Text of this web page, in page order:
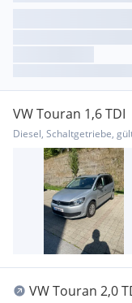
VW Touran 1,6 TDI
Diesel, Schaltgetriebe,
VW Touran 2,0